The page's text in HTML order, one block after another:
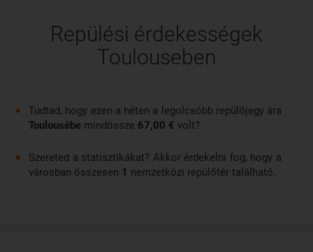
Repülési érdekességek
Toulouseben
Tudtad, hogy ezen a héten a legolcsóbb repülőjegy ára
Toulousébe mindössze 67,00 € volt?
Szereted a statisztikákat? Akkor érdekelni fog, hogy a
városban összesen 1 nemzetközi repülőtér található.